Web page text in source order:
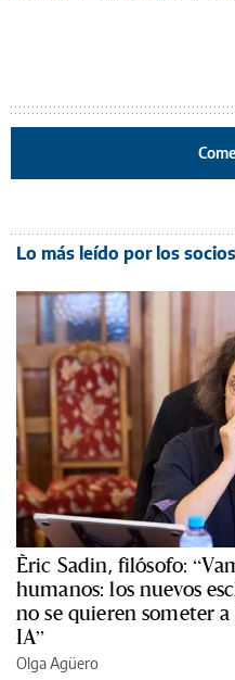
Lo más leído por los socios
Èric Sadin, filósofo:
humanos: los nuevos
no se quieren someter
IA”
Olga Agüero